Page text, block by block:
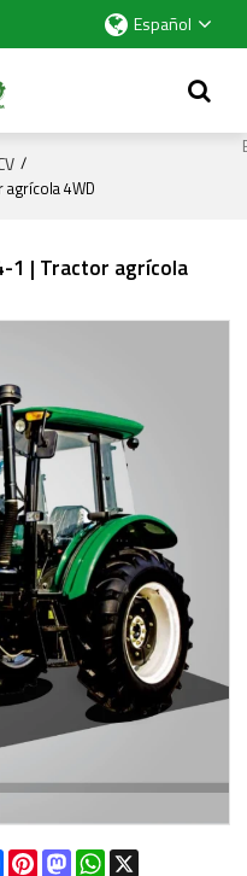
Español
/
4WD
1 | Tractor agrícola
FacebookPinterestMastodonWhatsApp